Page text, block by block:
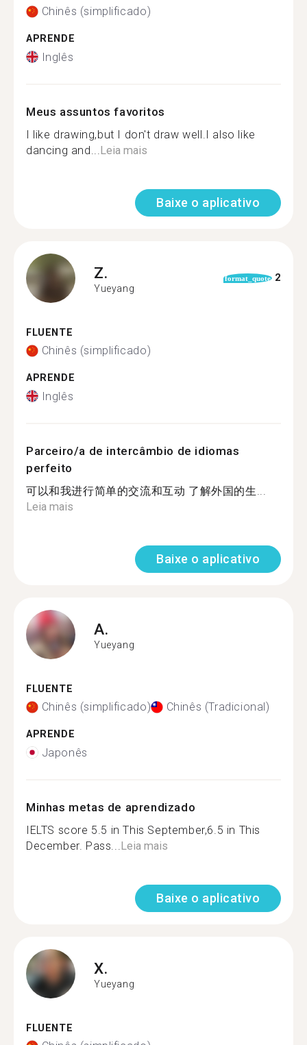
Chinês (simplificado)
APRENDE
Inglês
Meus assuntos favoritos
I like drawing,but I don't draw well.I also like
dancing and... Leia mais
Baixe o aplicativo
Z.
Yueyang
format_quote 2
FLUENTE
Chinês (simplificado)
APRENDE
Inglês
Parceiro/a de intercâmbio de idiomas
perfeito
可以和我进行简单的交流和互动 了解外国的生...
Leia mais
Baixe o aplicativo
A.
Yueyang
FLUENTE
Chinês (simplificado) Chinês (Tradicional)
APRENDE
Japonês
Minhas metas de aprendizado
IELTS score 5.5 in This September,6.5 in This
December. Pass... Leia mais
Baixe o aplicativo
X.
Yueyang
FLUENTE